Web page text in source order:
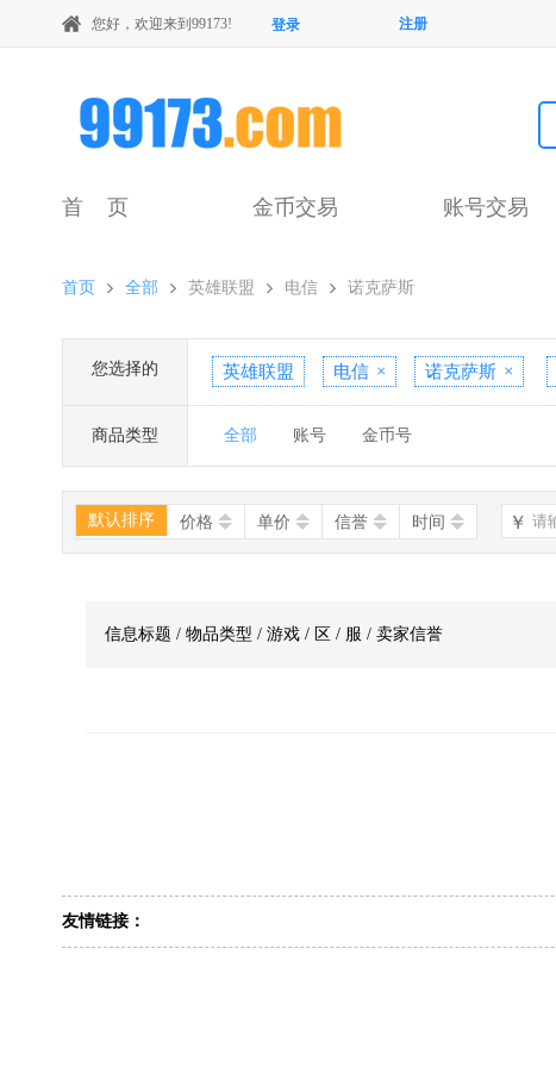
您好，欢迎来到99173! 登录 注册
首 页 金币交易 账号交易
首页 全部 英雄联盟 电信 诺克萨斯
您选择的 英雄联盟 电信 × 诺克萨斯 ×
商品类型 全部 账号 金币号
默认排序 价格 单价 信誉 时间 ￥
信息标题 / 物品类型 / 游戏 / 区 / 服 / 卖家信誉
友情链接：